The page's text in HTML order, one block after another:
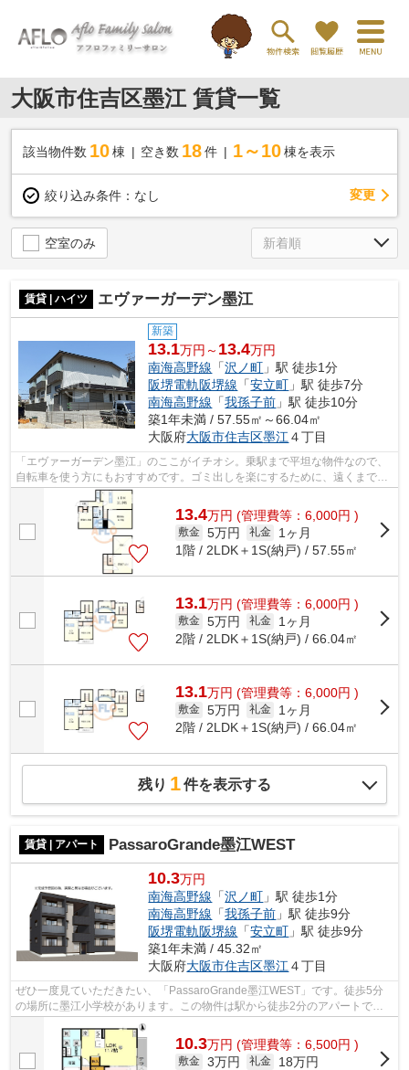
大阪市住吉区墨江 賃貸一覧
該当物件数 10棟 空き数 18 件 1～10 棟を表示
絞り込み条件： なし 変更
空室のみ
賃貸 | ハイツ エヴァーガーデン墨江
新築
13.1万円～ 13.4万円
南海高野線 「沢ノ町 」駅 徒歩1分
阪堺電軌阪堺線 「安立町 」駅 徒歩7分
南海高野線 「我孫子前 」駅 徒歩10分
築1年未満 / 57.55㎡～66.04㎡
大阪府大阪市住吉区墨江 ４丁目
「エヴァーガーデン墨江」のここがイチオシ。乗駅まで平坦な物件なので、
自転車を使う方にもおすすめです。ゴミ出しを楽にするために、遠くまで行
かずに済むゴミ置き場を共用部に設置...
13.4万円 (管理費等：6,000円 )
敷金 5万円 礼金
1ヶ月
1階 / 2LDK＋1S(納戸) / 57.55㎡
13.1万円 (管理費等：6,000円 )
敷金 5万円 礼金
1ヶ月
2階 / 2LDK＋1S(納戸) / 66.04㎡
13.1万円 (管理費等：6,000円 )
敷金 5万円 礼金
1ヶ月
2階 / 2LDK＋1S(納戸) / 66.04㎡
残り 1件を表示する
賃貸 | アパート PassaroGrande墨江WEST
10.3万円
南海高野線 「沢ノ町 」駅 徒歩1分
南海高野線 「我孫子前 」駅 徒歩9分
阪堺電軌阪堺線 「安立町 」駅 徒歩9分
築1年未満 / 45.32㎡
大阪府大阪市住吉区墨江 ４丁目
ぜひ一度見ていただきたい、「PassaroGrande墨江WEST」です。徒歩5分
の場所に墨江小学校があります。この物件は駅から徒歩2分のアパートで
す。様々な場所へのアクセスがしやすくなる2...
10.3万円 (管理費等：6,500円 )
敷金 3万円 礼金
18万円